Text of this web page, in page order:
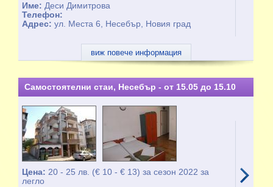
Име: Деси Димитрова
Телефон:
Адрес:ул. Места 6, Несебър, Новия град
виж повече информация
Самостоятелни стаи, Несебър - от 15.05 до 15.10
Цена: 20 - 25 лв. (€ 10 - € 13) за сезон 2022 за
легло